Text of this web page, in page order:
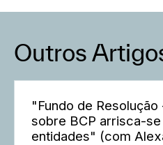
Outros
"Fundo de
sobre BCP arrisca-
entidades" (com